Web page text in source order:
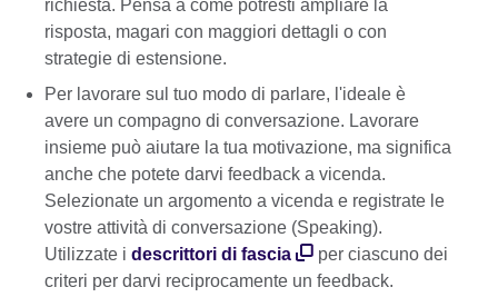
richiesta. Pensa a come potresti ampliare la
risposta, magari con maggiori dettagli o con
strategie di estensione.
Per lavorare sul tuo modo di parlare, l'ideale è
avere un compagno di conversazione. Lavorare
insieme può aiutare la tua motivazione, ma significa
anche che potete darvi feedback a vicenda.
Selezionate un argomento a vicenda e registrate le
vostre attività di conversazione (Speaking).
Utilizzate i descrittori di fascia
per ciascuno dei
criteri per darvi reciprocamente un feedback.